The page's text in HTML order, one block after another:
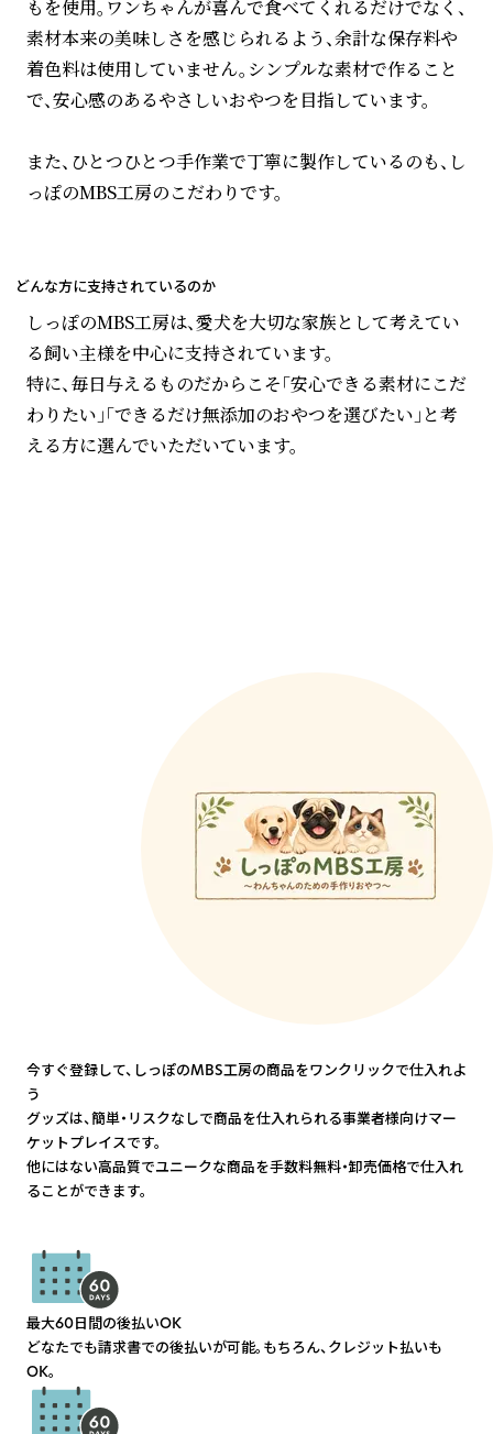
もを使用。ワンちゃんが喜んで食べてくれるだけでなく、
素材本来の美味しさを感じられるよう、余計な保存料や
着色料は使用していません。シンプルな素材で作ること
で、安心感のあるやさしいおやつを目指しています。
また、ひとつひとつ手作業で丁寧に製作しているのも、し
っぽのMBS工房のこだわりです。
どんな方に支持されているのか
しっぽのMBS工房は、愛犬を大切な家族として考えてい
る飼い主様を中心に支持されています。
特に、毎日与えるものだからこそ「安心できる素材にこだ
わりたい」「できるだけ無添加のおやつを選びたい」と考
える方に選んでいただいています。
今すぐ登録して、しっぽのMBS工房の商品をワンクリックで仕入れよ
う
グッズは、簡単・リスクなしで商品を仕入れられる事業者様向けマー
ケットプレイスです。
他にはない高品質でユニークな商品を手数料無料・卸売価格で仕入れ
ることができます。
最大60日間の後払いOK
どなたでも請求書での後払いが可能。もちろん、クレジット払いも
OK。